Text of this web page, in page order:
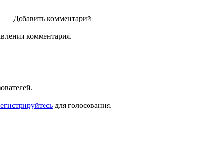
Добавить комментарий
комментария.
для голосования.